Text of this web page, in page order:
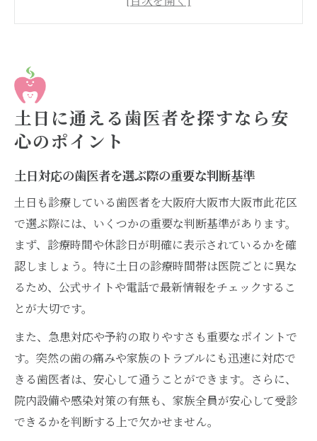
家族の健康を守る歯医者選びのポイントま
とめ
忙しい方へおすすめの歯医者利用術
短時間診療が魅力の歯医者を賢く活用する
方法
ネット予約が便利な歯医者を選ぶメリット
仕事帰りにも通える歯医者の活用ポイント
土日も診療可能な歯医者で時間を有効活用
忙しい方に優しい歯医者のサービスとは何
か
家族で通いやすい歯医者の選び方を解説
家族全員に対応できる歯医者選びの基本
バリアフリー対応の歯医者があると安心
子ども連れでも通いやすい歯医者の特徴
土日に通える歯医者を探すなら安
心のポイント
土日対応の歯医者を選ぶ際の重要な判断基準
土日も診療している歯医者を大阪府大阪市大阪市此花区
で選ぶ際には、いくつかの重要な判断基準があります。
まず、診療時間や休診日が明確に表示されているかを確
認しましょう。特に土日の診療時間帯は医院ごとに異な
るため、公式サイトや電話で最新情報をチェックするこ
とが大切です。
また、急患対応や予約の取りやすさも重要なポイントで
す。突然の歯の痛みや家族のトラブルにも迅速に対応で
きる歯医者は、安心して通うことができます。さらに、
院内設備や感染対策の有無も、家族全員が安心して受診
できるかを判断する上で欠かせません。